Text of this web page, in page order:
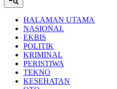
HALAMAN UTAMA
NASIONAL
EKBIS
POLITIK
KRIMINAL
PERISTIWA
TEKNO
KESEHATAN